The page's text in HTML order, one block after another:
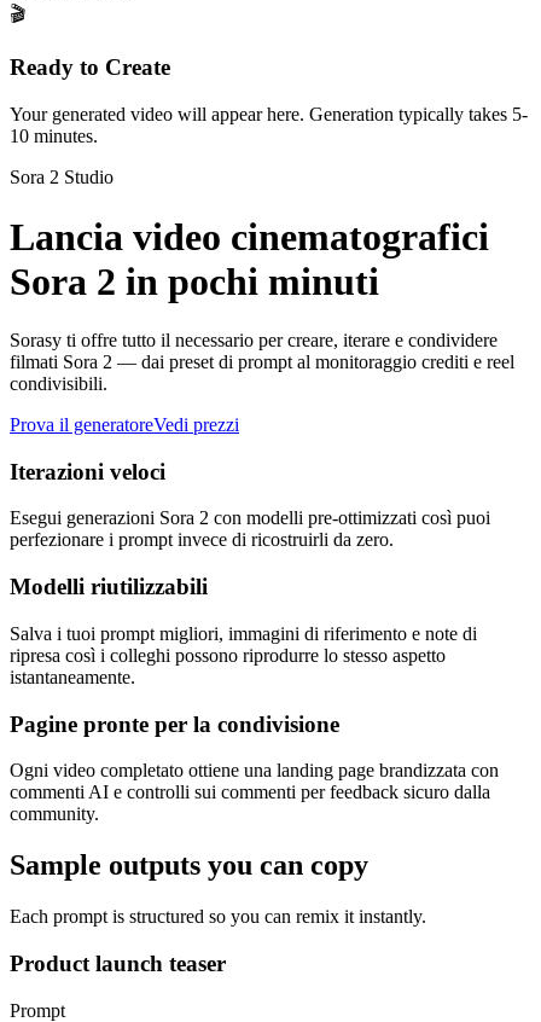
🎬
Ready to Create
Your generated video will appear here. Generation typically takes 5-
10 minutes.
Sora 2 Studio
Lancia video cinematografici
Sora 2 in pochi minuti
Sorasy ti offre tutto il necessario per creare, iterare e condividere
filmati Sora 2 — dai preset di prompt al monitoraggio crediti e reel
condivisibili.
Prova il generatoreVedi prezzi
Iterazioni veloci
Esegui generazioni Sora 2 con modelli pre-ottimizzati così puoi
perfezionare i prompt invece di ricostruirli da zero.
Modelli riutilizzabili
Salva i tuoi prompt migliori, immagini di riferimento e note di
ripresa così i colleghi possono riprodurre lo stesso aspetto
istantaneamente.
Pagine pronte per la condivisione
Ogni video completato ottiene una landing page brandizzata con
commenti AI e controlli sui commenti per feedback sicuro dalla
community.
Sample outputs you can copy
Each prompt is structured so you can remix it instantly.
Product launch teaser
Prompt